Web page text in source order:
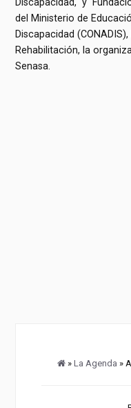
del Ministerio de
Discapacidad
Rehabilitación, la
Senasa.
»La Agenda »